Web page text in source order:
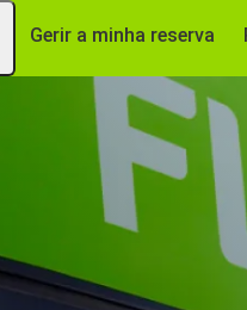
Gerir a minha reserva